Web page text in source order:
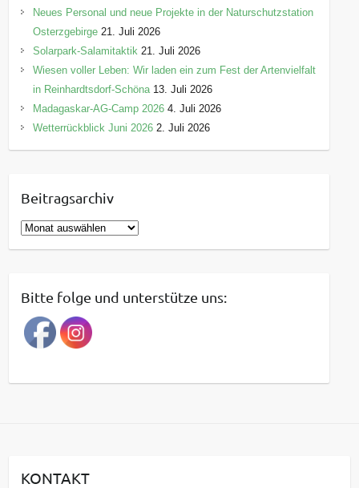
Neues Personal und neue Projekte in der Naturschutzstation
Osterzgebirge 21. Juli 2026
Solarpark-Salamitaktik 21. Juli 2026
Wiesen voller Leben: Wir laden ein zum Fest der Artenvielfalt
in Reinhardtsdorf-Schöna 13. Juli 2026
Madagaskar-AG-Camp 2026 4. Juli 2026
Wetterrückblick Juni 2026 2. Juli 2026
Beitragsarchiv
B
e
r
a
g
a
v
Bitte folge und unterstütze uns:
KONTAKT